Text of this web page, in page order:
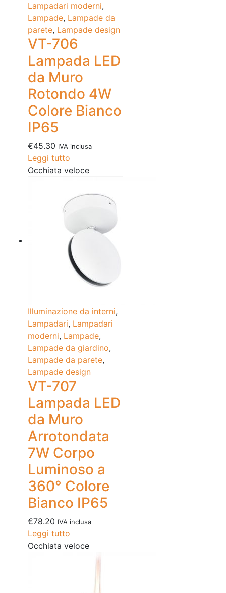
Lampadari moderni,
Lampade, Lampade da
parete, Lampade design
VT-706
Lampada LED
da Muro
Rotondo 4W
Colore Bianco
IP65
€45.30 IVA inclusa
Leggi tutto
Occhiata veloce
Illuminazione da interni,
Lampadari, Lampadari
moderni, Lampade,
Lampade da giardino,
Lampade da parete,
Lampade design
VT-707
Lampada LED
da Muro
Arrotondata
7W Corpo
Luminoso a
360° Colore
Bianco IP65
€78.20 IVA inclusa
Leggi tutto
Occhiata veloce